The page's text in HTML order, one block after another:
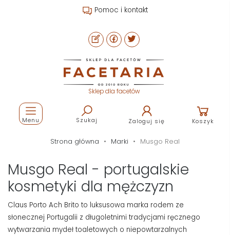
Pomoc i kontakt
Sklep dla facetów
Szukaj Zaloguj się Koszyk
Menu
Strona główna Marki Musgo Real
Musgo Real - portugalskie
kosmetyki dla mężczyzn
Claus Porto Ach Brito to luksusowa marka rodem ze
słonecznej Portugalii z długoletnimi tradycjami ręcznego
wytwarzania mydeł toaletowych o niepowtarzalnych